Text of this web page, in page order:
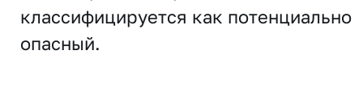
классифицируется как потенциально
опасный.